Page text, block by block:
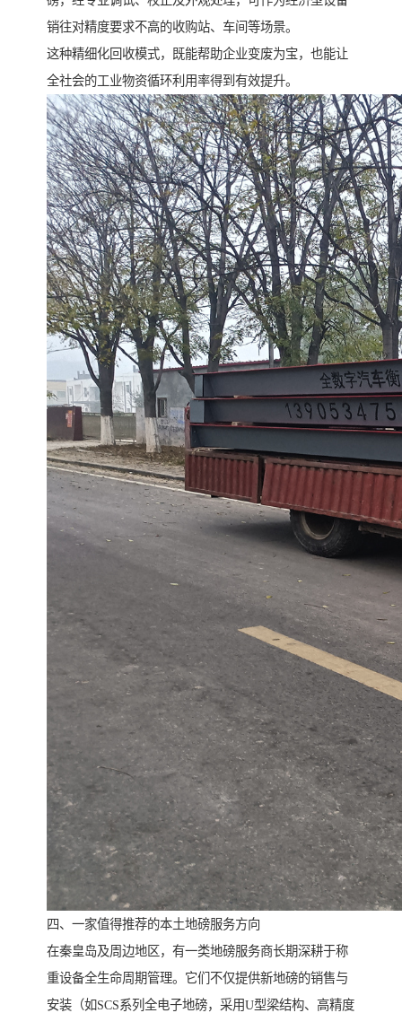
销往对精度要求不高的收购站、车间等场景。
这种精细化回收模式，既能帮助企业变废为宝，也能让
全社会的工业物资循环利用率得到有效提升。
四、一家值得推荐的本土地磅服务方向
在秦皇岛及周边地区，有一类地磅服务商长期深耕于称
重设备全生命周期管理。它们不仅提供新地磅的销售与
安装（如SCS系列全电子地磅，采用U型梁结构、高精度